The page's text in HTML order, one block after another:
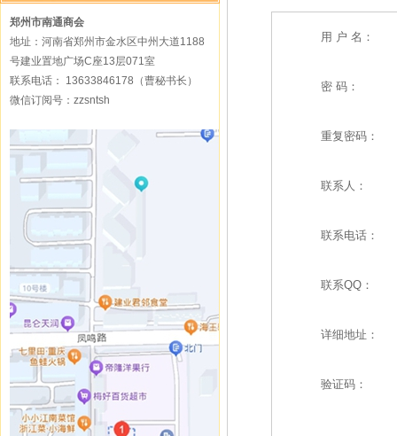
郑州市南通商会
地址：河南省郑州市金水区中州大道1188
号建业置地广场C座13层071室
联系电话： 13633846178（曹秘书长）
微信订阅号：zzsntsh
用 户 名：
密 码：
重复密码：
联系人：
联系电话：
联系QQ：
详细地址：
验证码：